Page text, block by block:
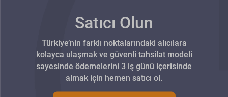
Satıcı Olun
Türkiye’nin farklı noktalarındaki alıcılara
kolayca ulaşmak ve güvenli tahsilat modeli
sayesinde ödemelerini 3 iş günü içerisinde
almak için hemen satıcı ol.